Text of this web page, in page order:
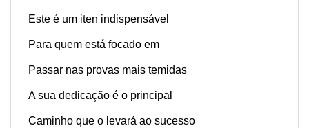
Este é um iten indispensável
Para quem está focado em
Passar nas provas mais temidas
A sua dedicação é o principal
Caminho que o levará ao sucesso